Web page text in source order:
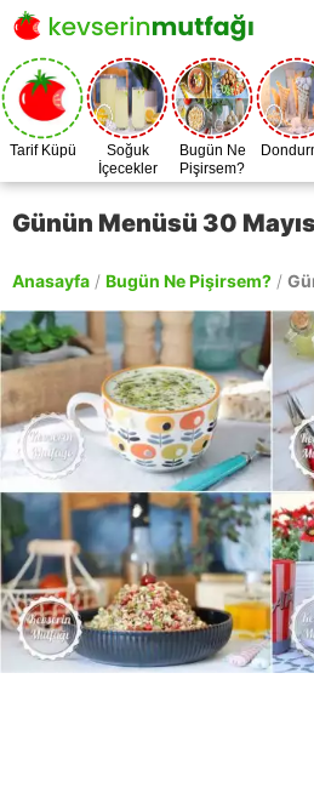
Tarif Küpü
Soğuk
İçecekler
Bugün Ne
Pişirsem?
Günün Menüsü 30
Anasayfa / Bugün Ne Pişirsem? /